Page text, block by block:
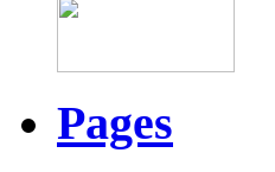
Pages